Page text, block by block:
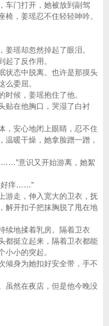
门打开，她被放到副驾
椅，姜瑶忍不住轻轻呻吟。
瑶却忽然掉起了眼泪。
了反作用。
态中脱离。也许是那摸头
么委屈。
候，姜瑶抱住了他。
在他胸口，哭湿了白衬
安心地闭上眼睛，忍不住
温暖干燥，她拿脸蹭一蹭，
意识又开始游离，她絮
痒……”
走，伸入宽大的卫衣，抚
解开扣子把抹胸脱了甩在地
地揉着乳房。隔着卫衣
都挺立起来，隔着卫衣都能
小小的突起。
身为她扣好安全带，手不
然在夜店，但是他今晚没